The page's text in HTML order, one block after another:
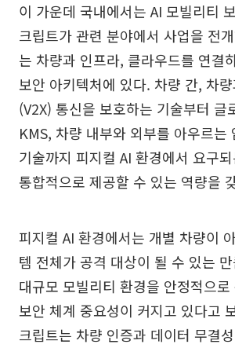
이 가운데 국내에서는 AI 모빌리티
크립트가 관련 분야에서 사업을 전
는 차량과 인프라, 클라우드를 연
보안 아키텍처에 있다. 차량 간, 차
(V2X) 통신을 보호하는 기술부터 글
KMS, 차량 내부와 외부를 아우르는
기술까지 피지컬 AI 환경에서 요구
통합적으로 제공할 수 있는 역량을
피지컬 AI 환경에서는 개별 차량이
템 전체가 공격 대상이 될 수 있는
대규모 모빌리티 환경을 안정적으
보안 체계 중요성이 커지고 있다고
크립트는 차량 인증과 데이터 무결